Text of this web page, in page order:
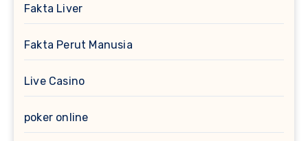
Fakta Liver
Fakta Perut Manusia
Live Casino
poker online